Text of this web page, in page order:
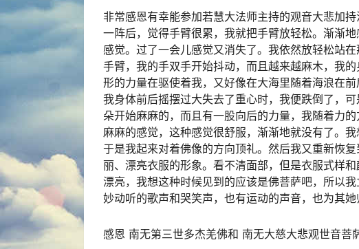
非常感恩有幸能参加若慧大法师主持的观音大悲加持
一阵后，觉得手臂很累，我就把手臂放轻松。渐渐
感觉。过了一会儿感觉又消失了。我依然放轻松站
手臂，我的手双手开始抖动，而且越来越麻木，我
形的力量在驱使着我，又好像在大海里随着海浪在
我身体前后摇摆过大失去了重心时，我便跌倒了，
朵开始麻麻的，而且有一股向后的力量，我随着力
麻麻的感觉，这种感觉很舒服，渐渐地就没有了。
于是我起来对着佛像的方向顶礼。然后我又重新恢
丽、漂亮衣服的形象。看不清面部，但是衣服式样
漂亮，我想这种时候见到的应该是佛菩萨吧，所以
妙动听的歌声和哭笑声，也有运动的声音，也为其她
感恩 南无第三世多杰羌佛和 南无大慈大悲观世音菩